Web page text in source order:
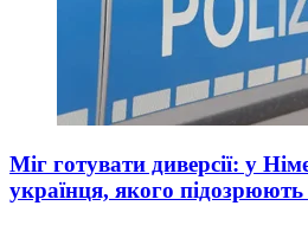
Міг готувати диверсії: у
українця, якого